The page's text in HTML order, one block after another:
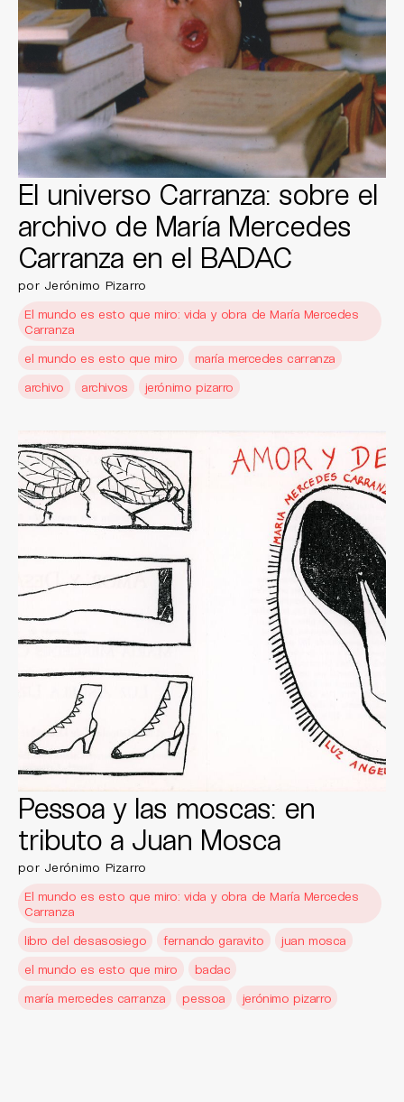
El universo Carranza: sobre el
archivo de María Mercedes
Carranza en el BADAC
por Jerónimo Pizarro
El mundo es esto que miro: vida y obra de María Mercedes
Carranza
el mundo es esto que miro
maría mercedes carranza
archivo
archivos jerónimo pizarro
Pessoa y las moscas: en
tributo a Juan Mosca
por Jerónimo Pizarro
El mundo es esto que miro: vida y obra de María Mercedes
Carranza
libro del desasosiego
fernando garavito
juan mosca
el mundo es esto que miro
badac
maría mercedes carranza
pessoa jerónimo pizarro